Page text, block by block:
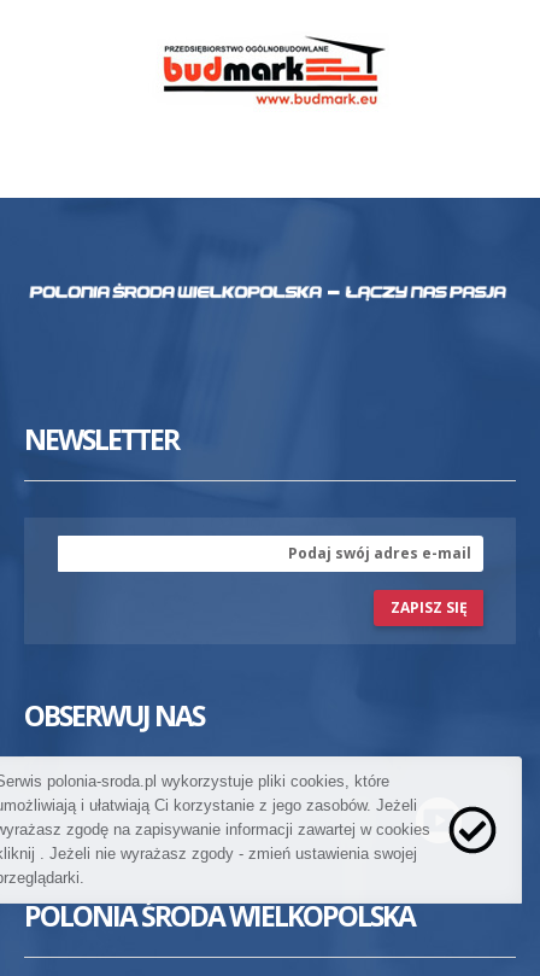
NEWSLETTER
ZAPISZ SIĘ
OBSERWUJ NAS
POLONIA ŚRODA WIELKOPOLSKA
polonia-sroda.pl wykorzystuje pliki cookies, które
i ułatwiają Ci korzystanie z jego zasobów. Jeżeli
zgodę na zapisywanie informacji zawartej w cookies
. Jeżeli nie wyrażasz zgody - zmień ustawienia swojej